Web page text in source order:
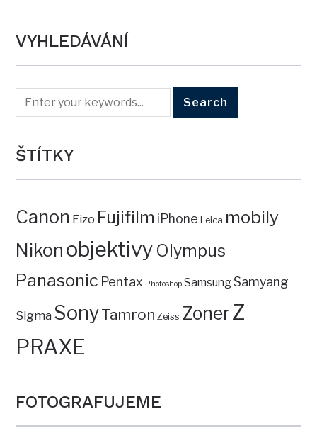
VYHLEDÁVÁNÍ
ŠTÍTKY
Canon Eizo Fujifilm iPhone Leica mobily
Nikon objektivy Olympus
Panasonic Pentax Photoshop SamsungSamyang
Sigma SonyTamron Zeiss ZonerZ
PRAXE
FOTOGRAFUJEME